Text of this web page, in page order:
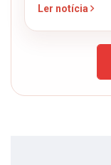
Ler notícia